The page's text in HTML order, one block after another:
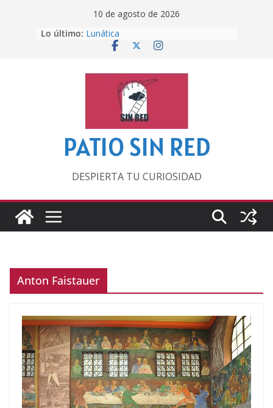
10 de agosto de 2026
Lo último: Lunática
Pero, hasta entonces…
‘La broma infinita’ de recomendar
lecturas veraniegas
Otra del Mundial
PATIO SIN RED
DESPIERTA TU CURIOSIDAD
Anton Faistauer